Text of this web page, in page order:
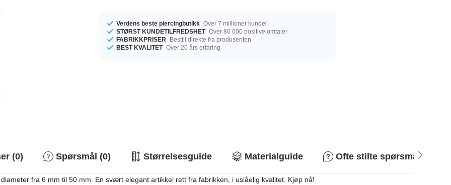
Verdens beste piercingbutikk Over 7 millioner kunder
STØRST KUNDETILFREDSHET Over 80 000 positive omtaler
FABRIKKPRISER
Bestill direkte fra produsenten
BEST KVALITET Over 20 års erfaring
(0) Spørsmål (0) Størrelsesguide Materialguide Ofte stilte spørsmål
fra 6 mm til 50 mm. En svært elegant artikkel rett fra fabrikken, i uslåelig kvalitet. Kjøp nå!